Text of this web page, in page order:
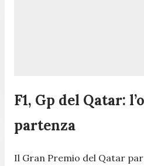
F1, Gp del Qatar:
partenza
Il Gran Premio del Qatar